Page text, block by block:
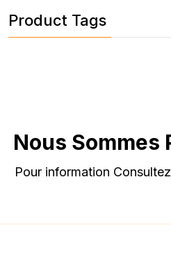
Product Tags
Nous Sommes
Pour information